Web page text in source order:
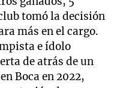
tomó la decisión
más en el cargo.
e ídolo
de atrás de un
Boca en 2022,